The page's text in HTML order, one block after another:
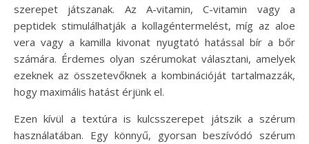
szerepet játszanak. Az A-vitamin, C-vitamin vagy a
peptidek stimulálhatják a kollagéntermelést, míg az aloe
vera vagy a kamilla kivonat nyugtató hatással bír a bőr
számára. Érdemes olyan szérumokat választani, amelyek
ezeknek az összetevőknek a kombinációját tartalmazzák,
hogy maximális hatást érjünk el.
Ezen kívül a textúra is kulcsszerepet játszik a szérum
használatában. Egy könnyű, gyorsan beszívódó szérum